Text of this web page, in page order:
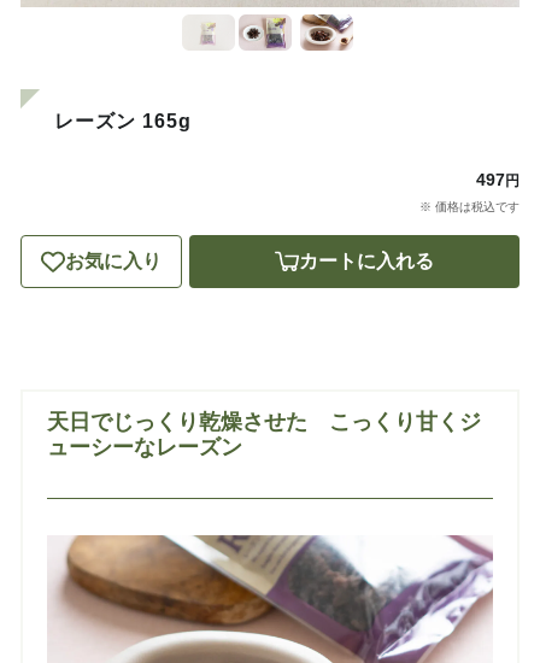
レーズン 165g
497円
※ 価格は税込です
お気に入り カートに入れる
天日でじっくり乾燥させた こっくり甘くジ
ューシーなレーズン